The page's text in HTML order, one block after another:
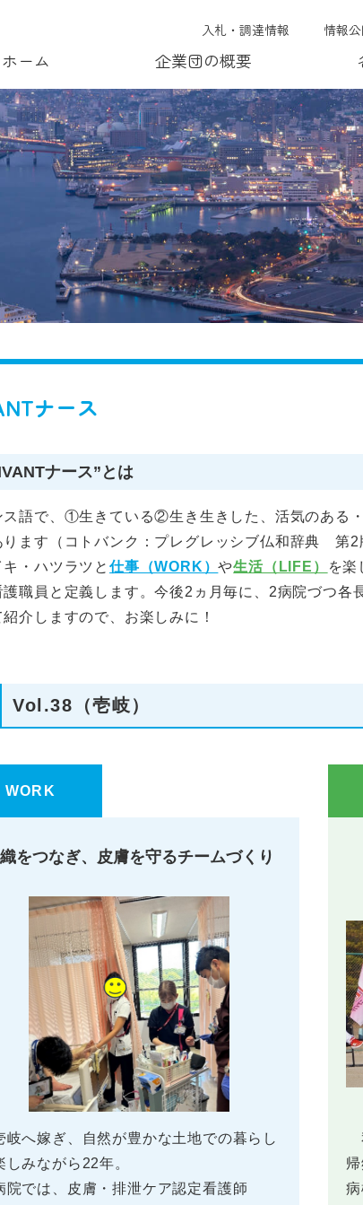
ホーム 企業団の概要
入札・調達情報 情報
ナース
ナース”とは
ス語で、①生きている②生き生きした、活気のあ
ります（コトバンク：プレグレッシブ仏和辞典 第
キ・ハツラツと仕事（WORK）や生活（LIFE）
を楽
護職員と定義します。今後2ヵ月毎に、2病院づつ各
紹介しますので、お楽しみに！
Vol.38（壱岐）
WORK
をつなぎ、皮膚を守るチームづくり
へ嫁ぎ、自然が豊かな土地での暮らし
しみながら22年。
では、皮膚・排泄ケア認定看護師